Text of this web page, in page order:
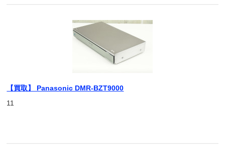
【買取】 Panasonic DMR-BZT9000
11